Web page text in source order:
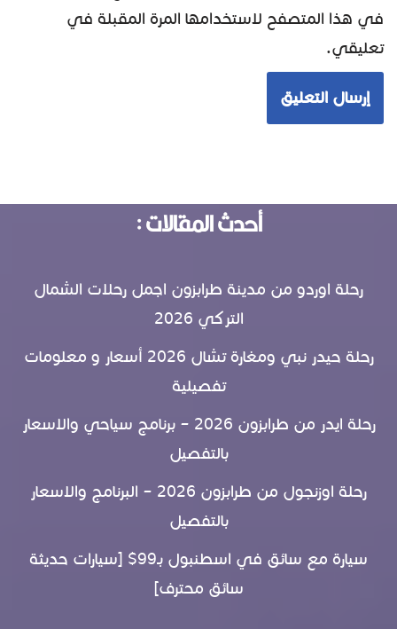
في هذا المتصفح لاستخدامها المرة المقبلة في
تعليقي.
أحدث المقالات :
رحلة اوردو من مدينة طرابزون اجمل رحلات الشمال
التركي 2026
رحلة حيدر نبي ومغارة تشال 2026 أسعار و معلومات
تفصيلية
رحلة ايدر من طرابزون 2026 – برنامج سياحي والاسعار
بالتفصيل
رحلة اوزنجول من طرابزون 2026 – البرنامج والاسعار
بالتفصيل
سيارة مع سائق في اسطنبول بـ99$ [سيارات حديثة
سائق محترف]